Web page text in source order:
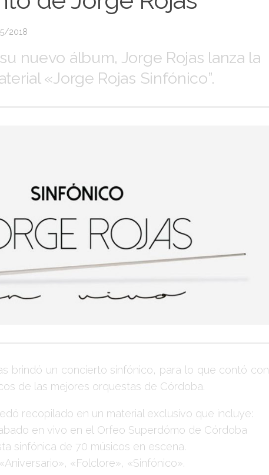
2018
nuevo álbum, Jorge Rojas lanza la
«Jorge Rojas Sinfónico”.
brindó un concierto sinfónico, para lo que contó con
de las mejores orquestas de Córdoba.
recopilado en un material exclusivo que incluye:
en vivo en el Orfeo Superdómo de Córdoba
sinfónica de 70 músicos en escena.
«Aniversario», «Folclore», «Sinfónico».